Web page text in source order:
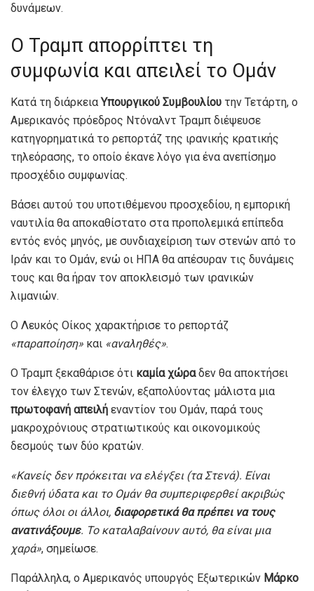
δυνάμεων.
Ο Τραμπ απορρίπτει τη
συμφωνία και απειλεί το Ομάν
Κατά τη διάρκειαΥπουργικού Συμβουλίου την Τετάρτη, ο
Αμερικανός πρόεδρος Ντόναλντ Τραμπ διέψευσε
κατηγορηματικά το ρεπορτάζ της ιρανικής κρατικής
τηλεόρασης, το οποίο έκανε λόγο για ένα ανεπίσημο
προσχέδιο συμφωνίας.
Βάσει αυτού του υποτιθέμενου προσχεδίου, η εμπορική
ναυτιλία θα αποκαθίστατο στα προπολεμικά επίπεδα
εντός ενός μηνός, με συνδιαχείριση των στενών από το
Ιράν και το Ομάν, ενώ οι ΗΠΑ θα απέσυραν τις δυνάμεις
τους και θα ήραν τον αποκλεισμό των ιρανικών
λιμανιών.
Ο Λευκός Οίκος χαρακτήρισε το ρεπορτάζ
«παραποίηση» και «αναληθές».
Ο Τραμπ ξεκαθάρισε ότι καμία χώραδεν θα αποκτήσει
τον έλεγχο των Στενών, εξαπολύοντας μάλιστα μια
πρωτοφανή απειλή εναντίον του Ομάν, παρά τους
μακροχρόνιους στρατιωτικούς και οικονομικούς
δεσμούς των δύο κρατών.
«Κανείς δεν πρόκειται να ελέγξει (τα Στενά). Είναι
διεθνή ύδατα και το Ομάν θα συμπεριφερθεί ακριβώς
όπως όλοι οι άλλοι, διαφορετικά θα πρέπει να τους
ανατινάξουμε. Το καταλαβαίνουν αυτό, θα είναι μια
χαρά», σημείωσε.
Παράλληλα, ο Αμερικανός υπουργός Εξωτερικών Μάρκο